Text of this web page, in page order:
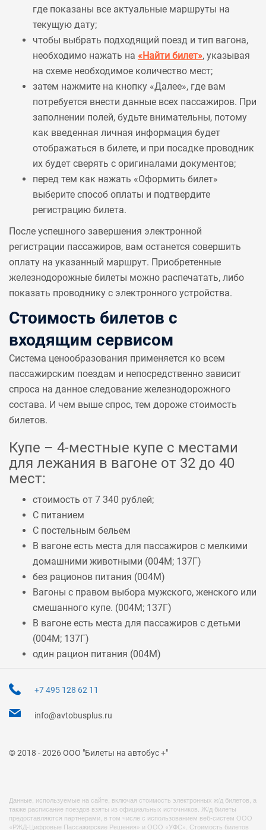
где показаны все актуальные маршруты на
текущую дату;
чтобы выбрать подходящий поезд и тип вагона,
необходимо нажать на «Найти билет», указывая
на схеме необходимое количество мест;
затем нажмите на кнопку «Далее», где вам
потребуется внести данные всех пассажиров. При
заполнении полей, будьте внимательны, потому
как введенная личная информация будет
отображаться в билете, и при посадке проводник
их будет сверять с оригиналами документов;
перед тем как нажать «Оформить билет»
выберите способ оплаты и подтвердите
регистрацию билета.
После успешного завершения электронной
регистрации пассажиров, вам останется совершить
оплату на указанный маршрут. Приобретенные
железнодорожные билеты можно распечатать, либо
показать проводнику с электронного устройства.
Стоимость билетов с
входящим сервисом
Система ценообразования применяется ко всем
пассажирским поездам и непосредственно зависит
спроса на данное следование железнодорожного
состава. И чем выше спрос, тем дороже стоимость
билетов.
Купе – 4-местные купе с местами
для лежания в вагоне от 32 до 40
мест:
стоимость от 7 340 рублей;
С питанием
С постельным бельем
В вагоне есть места для пассажиров с мелкими
домашними животными (004М; 137Г)
без рационов питания (004М)
Вагоны с правом выбора мужского, женского или
смешанного купе. (004М; 137Г)
В вагоне есть места для пассажиров с детьми
(004М; 137Г)
один рацион питания (004М)
+7 495 128 62 11
info@avtobusplus.ru
© 2018 - 2026 ООО "Билеты на автобус +"
Данные, используемые на сайте, включая стоимость электронных ж/д билетов, а
также расписание поездов взяты из официальных источников. Ж/д билеты
предоставляются партнерами, в том числе с использованием веб-систем ООО
«РЖД-Цифровые Пассажирские Решения» и ООО «УФС». Стоимость билетов